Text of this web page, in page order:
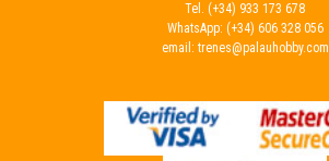
Tel. (+34) 933 173 678
WhatsApp: (+34) 606 328 056
email: trenes@palauhobby.com